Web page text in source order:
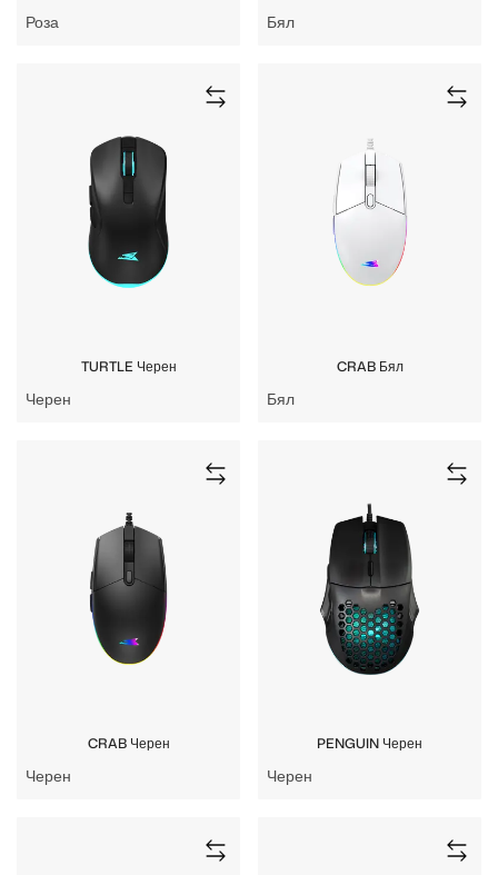
Роза Бял
TURTLE Черен
Черен
CRAB Бял
Бял
CRAB Черен
Черен
PENGUIN Черен
Черен